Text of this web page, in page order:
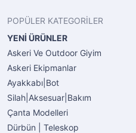
POPÜLER KATEGORİLER
YENİ ÜRÜNLER
Askeri Ve Outdoor Giyim
Askeri Ekipmanlar
Ayakkabı|Bot
Silah|Aksesuar|Bakım
Çanta Modelleri
Dürbün | Teleskop